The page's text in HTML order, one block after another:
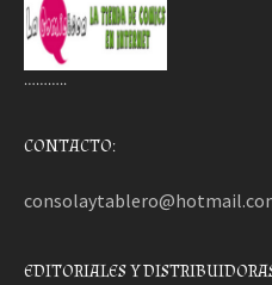
………..
CONTACTO:
EDITORIALES Y